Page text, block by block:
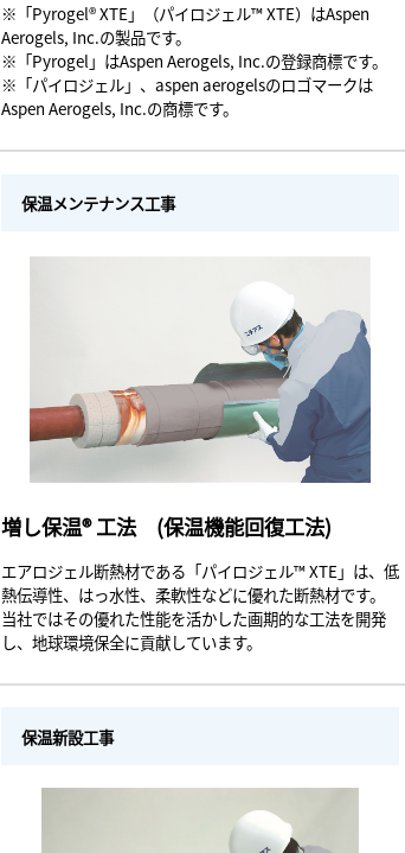
※「Pyrogel® XTE」（パイロジェル™ XTE）はAspen
Aerogels, Inc.の製品です。
※「Pyrogel」はAspen Aerogels, Inc.の登録商標です。
※「パイロジェル」、aspen aerogelsのロゴマークは
Aspen Aerogels, Inc.の商標です。
保温メンテナンス工事
増し保温® 工法 (保温機能回復工法)
エアロジェル断熱材である「パイロジェル™ XTE」は、低
熱伝導性、はっ水性、柔軟性などに優れた断熱材です。
当社ではその優れた性能を活かした画期的な工法を開発
し、地球環境保全に貢献しています。
保温新設工事